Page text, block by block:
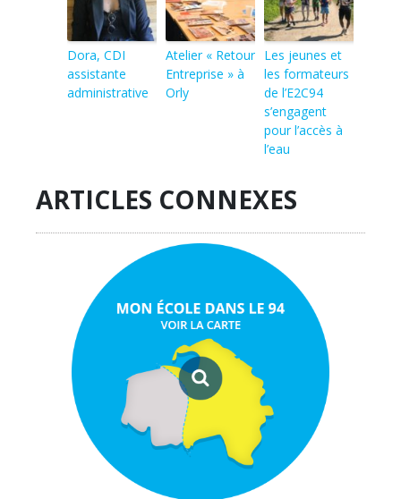
Dora, CDI
assistante
administrative
Atelier « Retour
Entreprise » à
Orly
Les jeunes et
les formateurs
de l’E2C94
s’engagent
pour l’accès à
l’eau
ARTICLES CONNEXES